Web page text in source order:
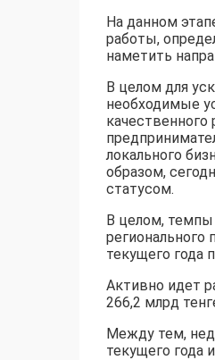
На данном
работы,
наметить
В целом для
необходимые
локального
образом,
статусом.
В целом, темпы
регионального
текущего года
Активно идет
266,2 млрд
Между тем,
текущего года